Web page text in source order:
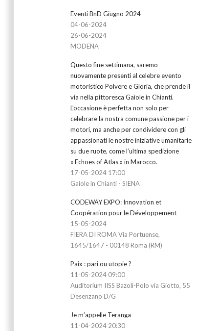
Eventi BnD Giugno 2024
04-06-2024
26-06-2024
MODENA
Questo fine settimana, saremo
nuovamente presenti al celebre evento
motoristico Polvere e Gloria, che prende il
via nella pittoresca Gaiole in Chianti.
L’occasione è perfetta non solo per
celebrare la nostra comune passione per i
motori, ma anche per condividere con gli
appassionati le nostre iniziative umanitarie
su due ruote, come l’ultima spedizione
« Echoes of Atlas » in Marocco.
17-05-2024 17:00
Gaiole in Chianti - SIENA
CODEWAY EXPO: Innovation et
Coopération pour le Développement
15-05-2024
FIERA DI ROMA Via Portuense,
1645/1647 - 00148 Roma (RM)
Paix : pari ou utopie ?
11-05-2024 09:00
Auditorium IISS Bazoli-Polo via Giotto, 55
Desenzano D/G
Je m’appelle Teranga
11-04-2024 20:30